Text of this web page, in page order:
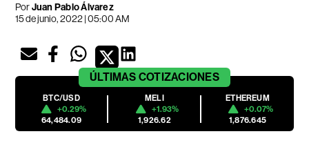
PorJuan Pablo Álvarez
15 de junio, 2022 | 05:00 AM
ÚLTIMAS COTIZACIONES
BTC/USD
+0.29%
64,484.09
MELI
+1.93%
1,926.62
ETHEREUM
+0.07%
1,876.645